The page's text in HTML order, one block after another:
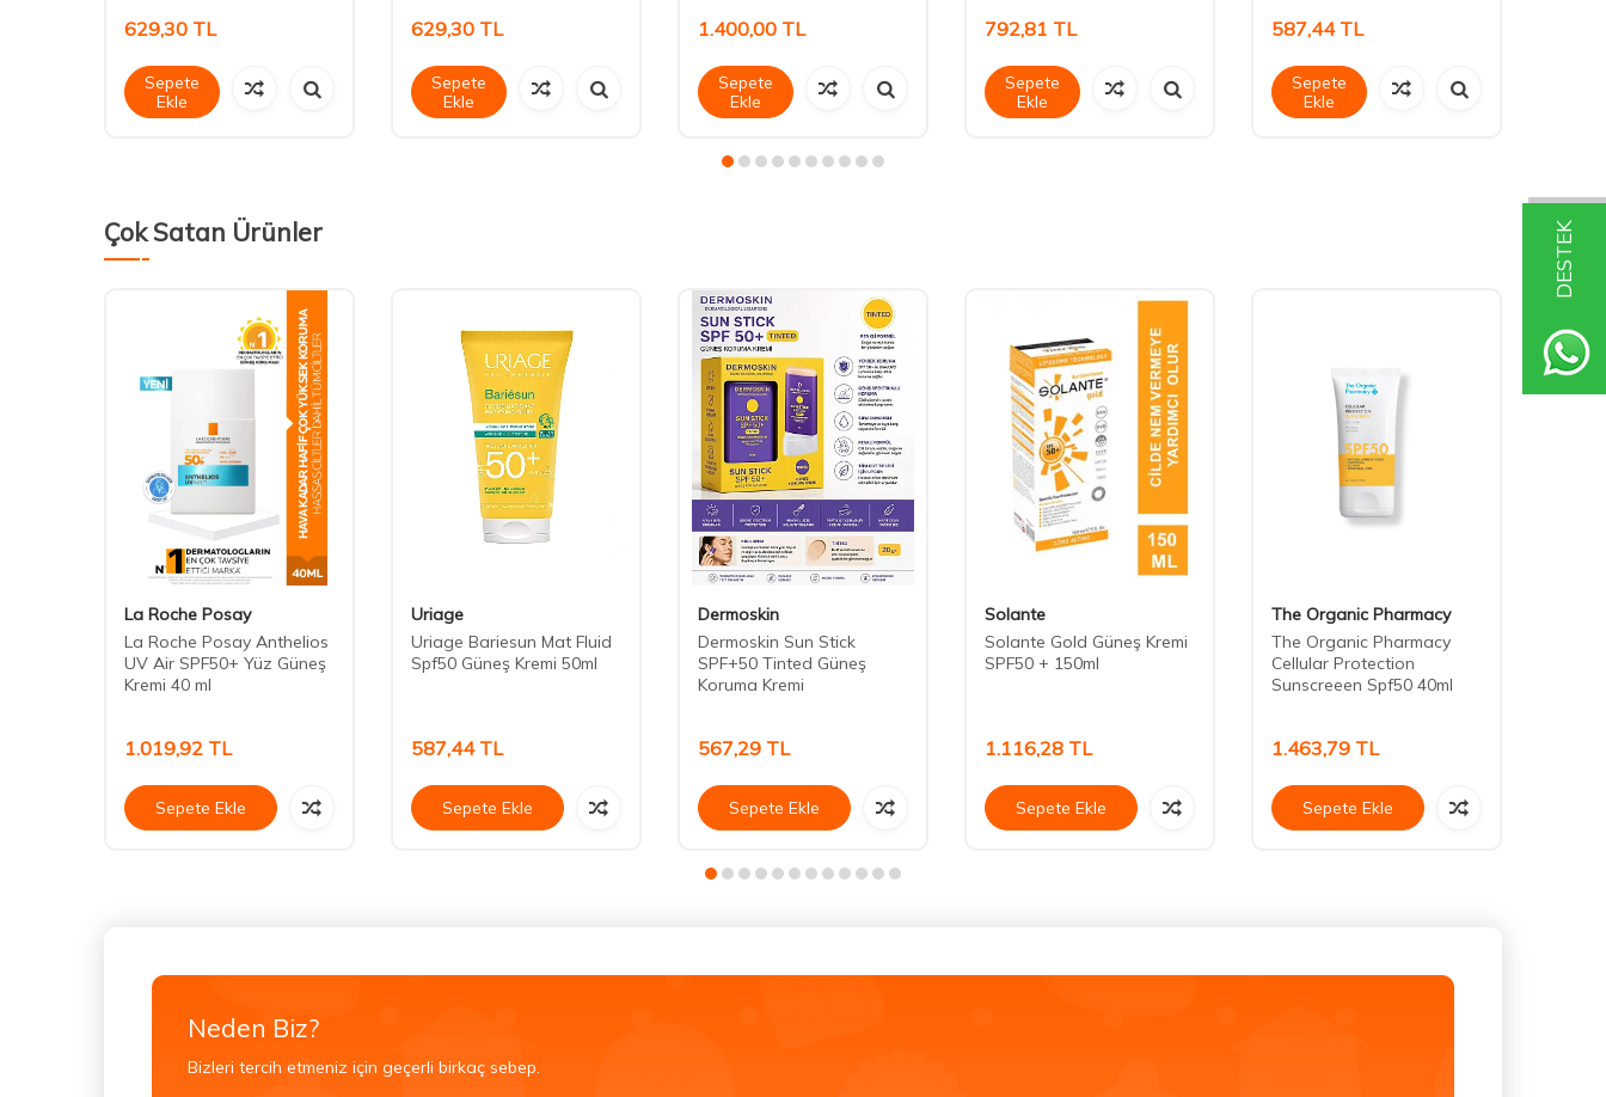
DESTEK
629,30 TL
Sepete
Ekle
629,30 TL
Sepete
Ekle
1.400,00 TL
Sepete
Ekle
792,81 TL
Sepete
Ekle
587,44TL
Sepete
Ekle
Çok Satan Ürünler
La Roche Posay
La Roche Posay Anthelios
UV Air SPF50+ Yüz Güneş
Kremi 40 ml
1.019,92 TL
Sepete Ekle
Uriage
Uriage Bariesun Mat Fluid
Spf50 Güneş Kremi 50ml
587,44TL
Sepete Ekle
Dermoskin
Dermoskin Sun Stick
SPF+50 Tinted Güneş
Koruma Kremi
567,29 TL
Sepete Ekle
Solante
Solante Gold Güneş Kremi
SPF50 + 150ml
1.116,28 TL
Sepete Ekle
The Organic Pharmacy
The Organic Pharmacy
Cellular Protection
Sunscreeen Spf50 40ml
1.463,79 TL
Sepete Ekle
Neden Biz?
Bizleri tercih etmeniz için geçerli birkaç sebep.